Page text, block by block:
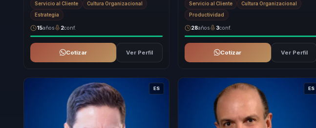
resultados...
Servicio al Cliente Cultura Organizacional
Estrategia
15años 2conf.
Cotizar Ver Perfil
Servicio al Cliente Cultura Organizacional
Productividad
28años 3conf.
Cotizar Ver Perfil
ES ES